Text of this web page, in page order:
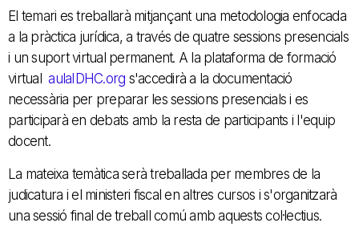
El temari es treballarà mitjançant una metodologia enfocada
a la pràctica jurídica, a través de quatre sessions presencials
i un suport virtual permanent. A la plataforma de formació
virtualaulaIDHC.org s'accedirà a la documentació
necessària per preparar les sessions presencials i es
participarà en debats amb la resta de participants i l'equip
docent.
La mateixa temàtica serà treballada per membres de la
judicatura i el ministeri fiscal en altres cursos i s'organitzarà
una sessió final de treball comú amb aquests col·lectius.